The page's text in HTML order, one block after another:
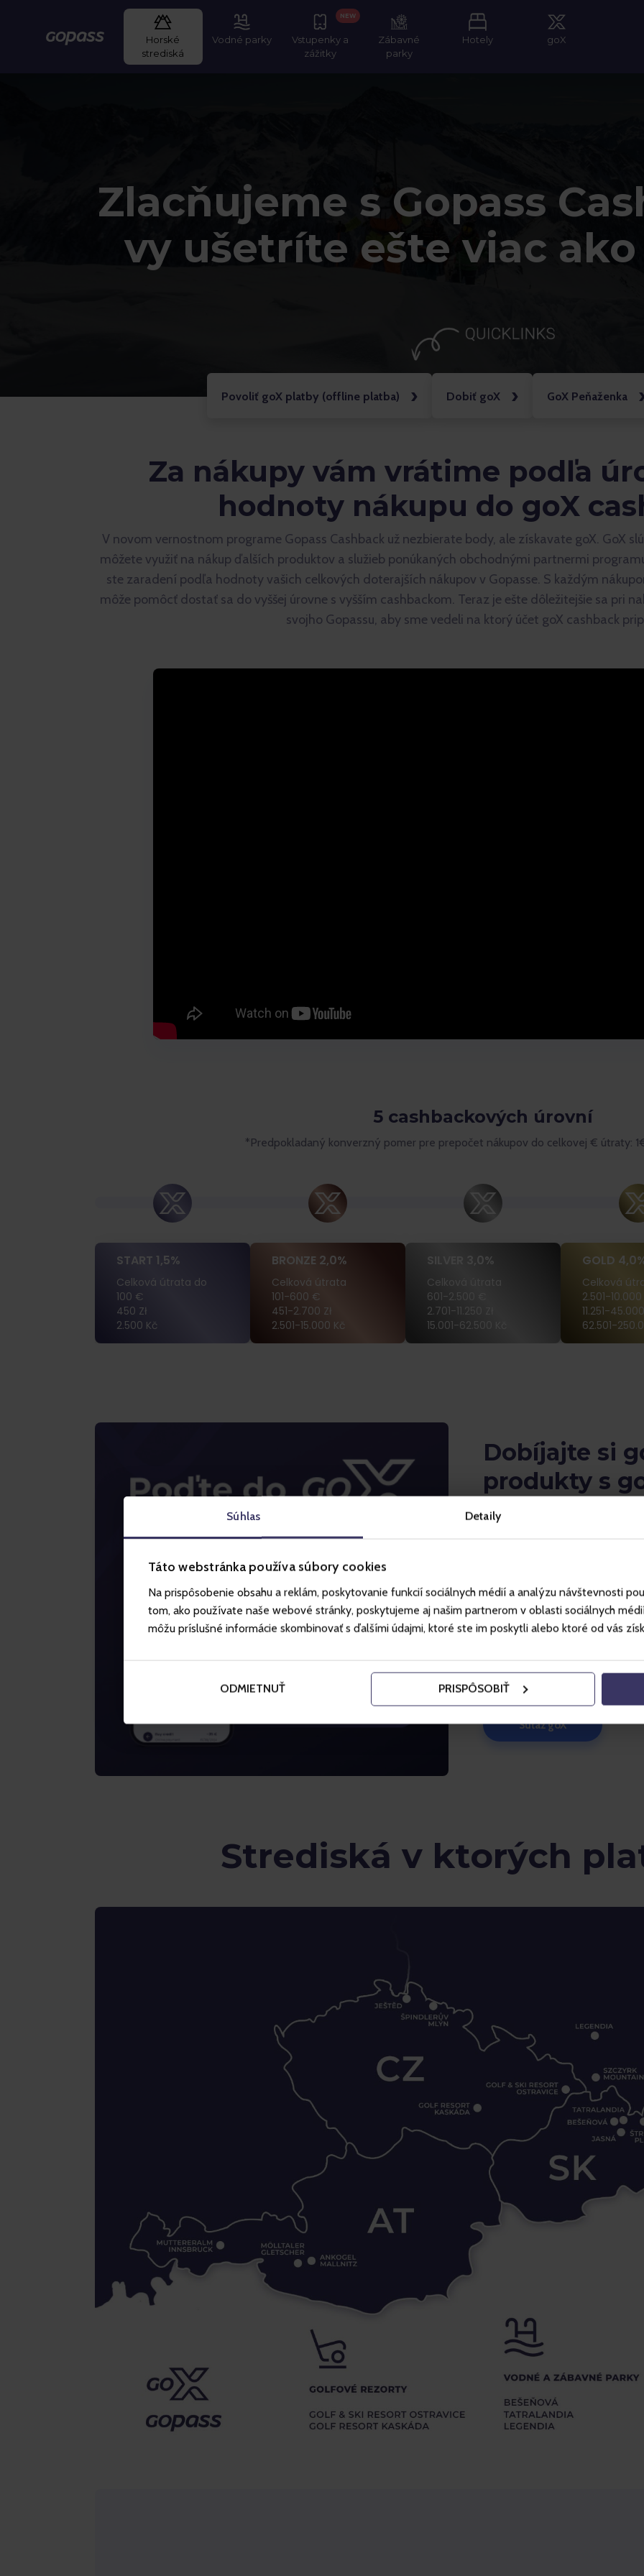
Súhlas Detaily
Táto webstránka používa súbory cookies
Na prispôsobenie obsahu a reklám, poskytovanie funkcií sociálnych médií a analýzu návštevnosti
tom, ako používate naše webové stránky, poskytujeme aj našim partnerom v oblasti sociálnych
môžu príslušné informácie skombinovať s ďalšími údajmi, ktoré ste im poskytli alebo ktoré od vás
ODMIETNUŤ PRISPÔSOBIŤ
Gopass
Horské
strediská
Vodné parky
Vstupenky a
zážitky
NEW
Zábavné
parky
Hotely goX
Zlacňujeme s Gopass
vy ušetríte ešte viac
Povoliť goX platby (offline platba) Dobiť goX GoX Peňaženka
Za nákupy vám vrátime podľa
hodnoty nákupu do goX
V novom vernostnom programe Gopass Cashback už nezbierate body, ale získavate goX. GoX
môžete využiť na nákup ďalších produktov a služieb ponúkaných obchodnými partnermi
ste zaradení podľa hodnoty vašich celkových doterajších nákupov v Gopasse. S každým
môže pomôcť dostať sa do vyššej úrovne s vyšším cashbackom. Teraz je ešte dôležitejšie sa pri
svojho Gopassu, aby sme vedeli na ktorý účet goX cashback
5 cashbackových úrovní
*Predpokladaný konverzný pomer pre prepočet nákupov do celkovej € útraty: 1€
START 1,5%
Celková útrata do
100 €
450 Zł
2.500 Kč
BRONZE 2,0%
Celková útrata
101-600 €
451-2.700 Zł
2.501-15.000 Kč
SILVER 3,0%
Celková útrata
601-2.500 €
2.701-11.250 Zł
15.001-62.500 Kč
GOLD
Celková
2.501-
11.251-
62.501-
Dobíjajte si
produkty s
automaticky
mesačného
Pre zapojenie sa do súťaže
Gopass konte. Následne ho
produktov cez web
pri platbe v kamenných
akceptovaný. Nákup musí
Súťaž goX
Strediská v ktorých